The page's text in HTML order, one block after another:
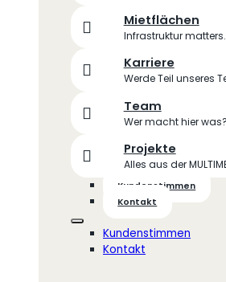
Mietflächen
Infrastruktur matters.
Karriere
Werde Teil unseres
Team
Wer macht hier was?
Projekte
Alles aus der
Kundenstimmen
Kontakt
Kundenstimmen
Kontakt